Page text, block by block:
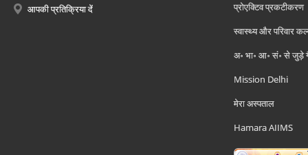
आपकी प्रतिक्रिया दें
प्रोएक्टिव प्रकटीकरण
स्वास्थ्य और परिवार
अ॰ भा॰ आ॰ सं॰ से जुड़े
Mission Delhi
मेरा अस्पताल
Hamara AIIMS